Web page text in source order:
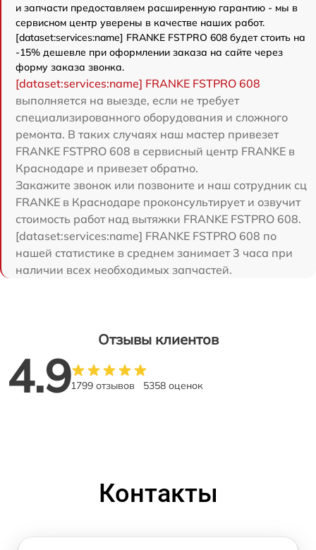
и запчасти предоставляем расширенную гарантию - мы в
сервисном центр уверены в качестве наших работ.
[dataset:services:name] FRANKE FSTPRO 608 будет стоить на
-15% дешевле при оформлении заказа на сайте через
форму заказа звонка.
[dataset:services:name] FRANKE FSTPRO 608
выполняется на выезде, если не требует
специализированного оборудования и сложного
ремонта. В таких случаях наш мастер привезет
FRANKE FSTPRO 608 в сервисный центр FRANKE в
Краснодаре и привезет обратно.
Закажите звонок или позвоните и наш сотрудник сц
FRANKE в Краснодаре проконсультирует и озвучит
стоимость работ над вытяжки FRANKE FSTPRO 608.
[dataset:services:name] FRANKE FSTPRO 608 по
нашей статистике в среднем занимает 3 часа при
наличии всех необходимых запчастей.
Отзывы клиентов
4.91799 отзывов 5358 оценок
Контакты